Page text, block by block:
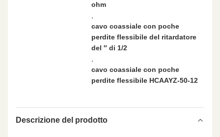
ohm
cavo coassiale con poche
perdite flessibile del ritardatore
del ″ di 1/2
cavo coassiale con poche
perdite flessibile HCAAYZ-50-12
Descrizione del prodotto